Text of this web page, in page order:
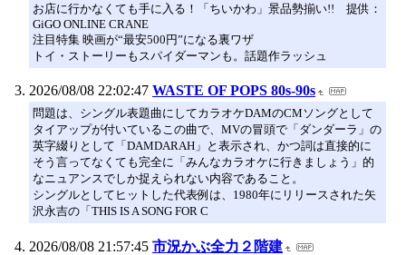
お店に行かなくても手に入る！「ちいかわ」景品勢揃い!! 提供：
GiGO ONLINE CRANE
注目特集 映画が“最安500円”になる裏ワザ
トイ・ストーリーもスパイダーマンも。話題作ラッシュ
2026/08/08 22:02:47 WASTE OF POPS 80s-90s
問題は、シングル表題曲にしてカラオケDAMのCMソングとして
タイアップが付いているこの曲で、MVの冒頭で「ダンダーラ」の
英字綴りとして「DAMDARAH」と表示され、かつ詞は直接的に
そう言ってなくても完全に「みんなカラオケに行きましょう」的
なニュアンスでしか捉えられない内容であること。
シングルとしてヒットした代表例は、1980年にリリースされた矢
沢永吉の「THIS IS A SONG FOR C
2026/08/08 21:57:45 市況かぶ全力２階建